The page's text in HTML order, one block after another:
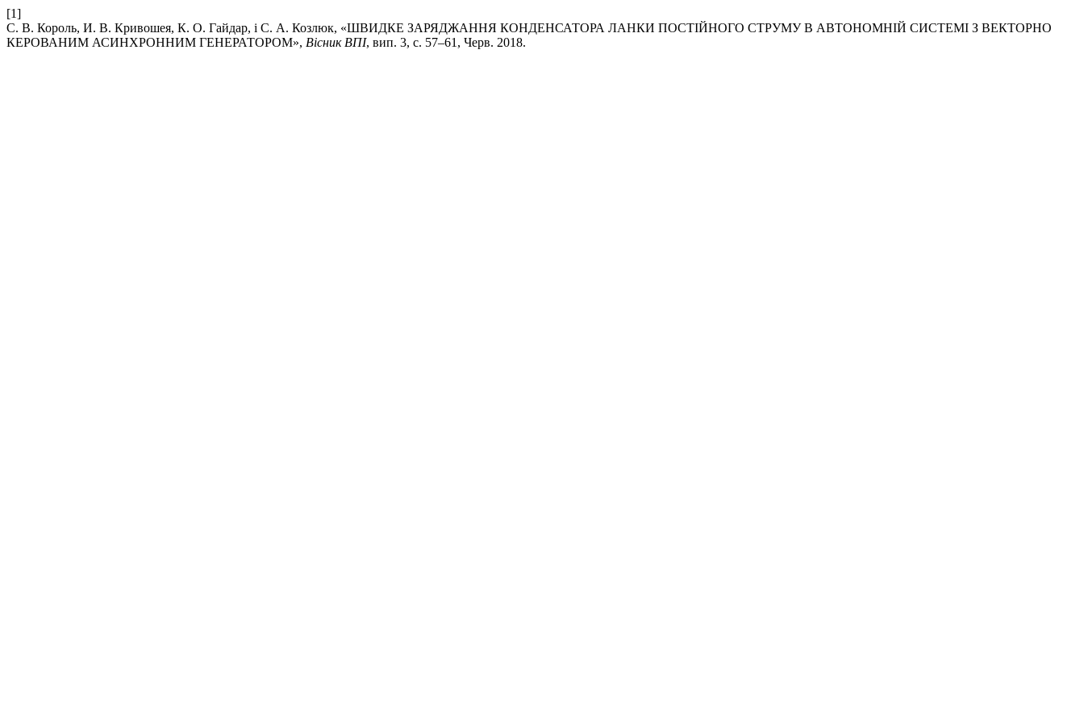
[1]
С. В. Король, И. В. Кривошея, К. О. Гайдар, і С. А. Козлюк, «ШВИДКЕ ЗАРЯДЖАННЯ КОНДЕНСАТОРА ЛАНКИ ПОСТІЙНОГО СТРУМУ В АВТОНОМНІЙ СИСТЕМІ З ВЕКТОРНО
КЕРОВАНИМ АСИНХРОННИМ ГЕНЕРАТОРОМ», Вісник ВПІ, вип. 3, с. 57–61, Черв. 2018.